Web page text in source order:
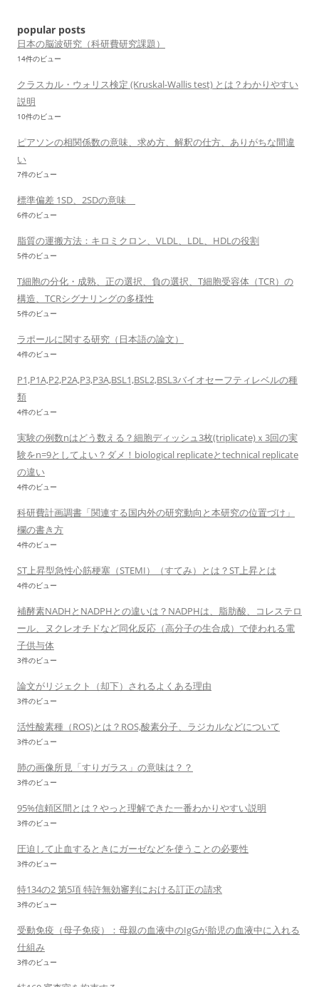
popular posts
日本の脳波研究（科研費研究課題）
14件のビュー
クラスカル・ウォリス検定 (Kruskal-Wallis test) とは？わかりやすい
説明
10件のビュー
ピアソンの相関係数の意味、求め方、解釈の仕方、ありがちな間違
い
7件のビュー
標準偏差 1SD、2SDの意味
6件のビュー
脂質の運搬方法：キロミクロン、VLDL、LDL、HDLの役割
5件のビュー
T細胞の分化・成熟、正の選択、負の選択、T細胞受容体（TCR）の
構造、TCRシグナリングの多様性
5件のビュー
ラポールに関する研究（日本語の論文）
4件のビュー
P1,P1A,P2,P2A,P3,P3A,BSL1,BSL2,BSL3バイオセーフティレベルの種
類
4件のビュー
実験の例数nはどう数える？細胞ディッシュ3枚(triplicate)ｘ3回の実
験をn=9としてよい？ダメ！biological replicateとtechnical replicate
の違い
4件のビュー
科研費計画調書「関連する国内外の研究動向と本研究の位置づけ」
欄の書き方
4件のビュー
ST上昇型急性心筋梗塞（STEMI）（すてみ）とは？ST上昇とは
4件のビュー
補酵素NADHとNADPHとの違いは？NADPHは、脂肪酸、コレステロ
ール、ヌクレオチドなど同化反応（高分子の生合成）で使われる電
子供与体
3件のビュー
論文がリジェクト（却下）されるよくある理由
3件のビュー
活性酸素種（ROS)とは？ROS,酸素分子、ラジカルなどについて
3件のビュー
肺の画像所見「すりガラス」の意味は？？
3件のビュー
95%信頼区間とは？やっと理解できた一番わかりやすい説明
3件のビュー
圧迫して止血するときにガーゼなどを使うことの必要性
3件のビュー
特134の2 第5項 特許無効審判における訂正の請求
3件のビュー
受動免疫（母子免疫）：母親の血液中のIgGが胎児の血液中に入れる
仕組み
3件のビュー